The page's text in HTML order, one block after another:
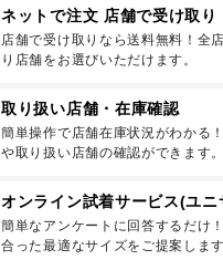
ネットで注文 店舗で受け取り
店舗で受け取りなら送料無料！全
り店舗をお選びいただけます。
取り扱い店舗・在庫確認
簡単操作で店舗在庫状況がわかる
や取り扱い店舗の確認ができます。
オンライン試着サービス(ユニ
簡単なアンケートに回答するだけ
合った最適なサイズをご提案します